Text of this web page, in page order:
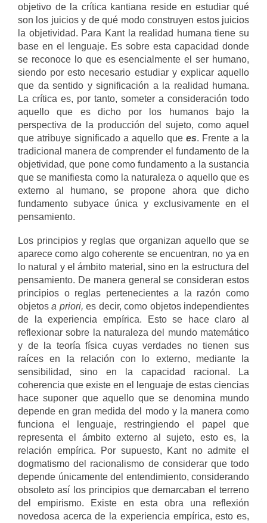
objetivo de la crítica kantiana reside en estudiar qué
son los juicios y de qué modo construyen estos juicios
la objetividad. Para Kant la realidad humana tiene su
base en el lenguaje. Es sobre esta capacidad donde
se reconoce lo que es esencialmente el ser humano,
siendo por esto necesario estudiar y explicar aquello
que da sentido y significación a la realidad humana.
La crítica es, por tanto, someter a consideración todo
aquello que es dicho por los humanos bajo la
perspectiva de la producción del sujeto, como aquel
que atribuye significado a aquello que es. Frente a la
tradicional manera de comprender el fundamento de la
objetividad, que pone como fundamento a la sustancia
que se manifiesta como la naturaleza o aquello que es
externo al humano, se propone ahora que dicho
fundamento subyace única y exclusivamente en el
pensamiento.
Los principios y reglas que organizan aquello que se
aparece como algo coherente se encuentran, no ya en
lo natural y el ámbito material, sino en la estructura del
pensamiento. De manera general se consideran estos
principios o reglas pertenecientes a la razón como
objetosa priori,es decir, como objetos independientes
de la experiencia empírica. Esto se hace claro al
reflexionar sobre la naturaleza del mundo matemático
y de la teoría física cuyas verdades no tienen sus
raíces en la relación con lo externo, mediante la
sensibilidad, sino en la capacidad racional. La
coherencia que existe en el lenguaje de estas ciencias
hace suponer que aquello que se denomina mundo
depende en gran medida del modo y la manera como
funciona el lenguaje, restringiendo el papel que
representa el ámbito externo al sujeto, esto es, la
relación empírica. Por supuesto, Kant no admite el
dogmatismo del racionalismo de considerar que todo
depende únicamente del entendimiento, considerando
obsoleto así los principios que demarcaban el terreno
del empirismo. Existe en esta obra una reflexión
novedosa acerca de la experiencia empírica, esto es,